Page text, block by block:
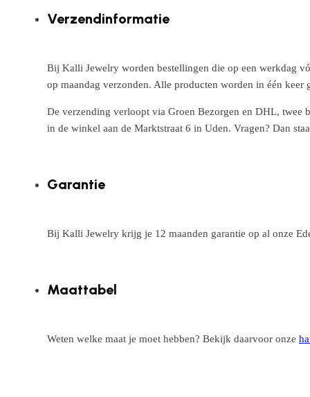
Verzendinformatie
Bij Kalli Jewelry worden bestellingen die op een werkdag
op maandag verzonden. Alle producten worden in één
De verzending verloopt via Groen Bezorgen en DHL, twee
in de winkel aan de Marktstraat 6 in Uden. Vragen? Dan
Garantie
Bij Kalli Jewelry krijg je 12 maanden garantie op al onze
Maattabel
Weten welke maat je moet hebben? Bekijk daarvoor onze